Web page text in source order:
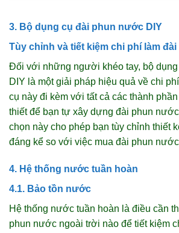
3. Bộ dụng cụ đài phun nước DIY
Tùy chỉnh và tiết kiệm chi phí làm
Đối với những người khéo tay, bộ
DIY là một giải pháp hiệu quả về chi
cụ này đi kèm với tất cả các thành
thiết để bạn tự xây dựng đài phun
chọn này cho phép bạn tùy chỉnh thiết
đáng kể so với việc mua đài phun
4. Hệ thống nước tuần hoàn
4.1. Bảo tồn nước
Hệ thống nước tuần hoàn là điều cần
phun nước ngoài trời nào để tiết kiệm